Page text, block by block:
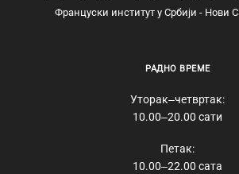
Француски институт у Србији - Нови
РАДНО ВРЕМЕ
Уторак‒четвртак:
10.00‒20.00 сати
Петак:
10.00‒22.00 сата